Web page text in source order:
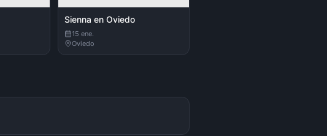
Sienna en Oviedo
15 ene.
Oviedo